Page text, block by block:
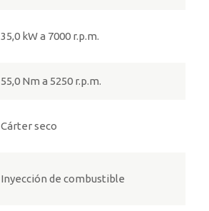
35,0 kW a 7000 r.p.m.
55,0 Nm a 5250 r.p.m.
Cárter seco
Inyección de combustible